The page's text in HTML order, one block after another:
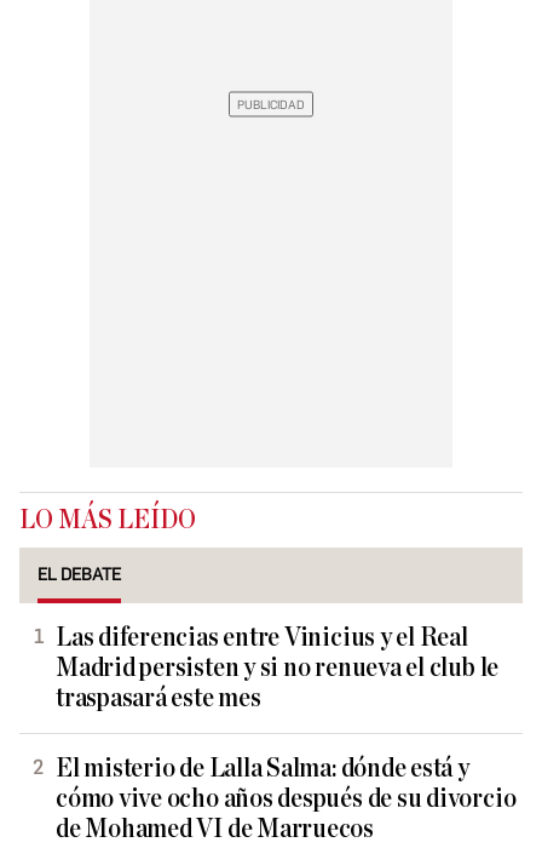
LO MÁS LEÍDO
EL DEBATE
Las diferencias entre Vinicius y el Real
Madrid persisten y si no renueva el club le
traspasará este mes
El misterio de Lalla Salma: dónde está y
cómo vive ocho años después de su divorcio
de Mohamed VI de Marruecos